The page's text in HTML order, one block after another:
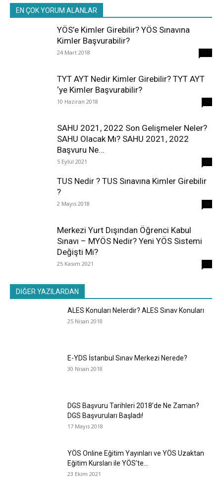
EN ÇOK YORUM ALANLAR
YÖS’e Kimler Girebilir? YÖS Sınavına
Kimler Başvurabilir?
24 Mart 2018
TYT AYT Nedir Kimler Girebilir? TYT AYT
‘ye Kimler Başvurabilir?
10 Haziran 2018
SAHU 2021, 2022 Son Gelişmeler Neler?
SAHU Olacak Mı? SAHU 2021, 2022
Başvuru Ne...
5 Eylül 2021
TUS Nedir ? TUS Sınavına Kimler Girebilir
?
2 Mayıs 2018
Merkezi Yurt Dışından Öğrenci Kabul
Sınavı – MYÖS Nedir? Yeni YÖS Sistemi
Değişti Mi?
25 Kasım 2021
DİĞER YAZILARDAN
ALES Konuları Nelerdir? ALES Sınav Konuları
25 Nisan 2018
E-YDS İstanbul Sınav Merkezi Nerede?
30 Nisan 2018
DGS Başvuru Tarihleri 2018’de Ne Zaman?
DGS Başvuruları Başladı!
17 Mayıs 2018
YÖS Online Eğitim Yayınları ve YÖS Uzaktan
Eğitim Kursları ile YÖS’te...
23 Ekim 2021